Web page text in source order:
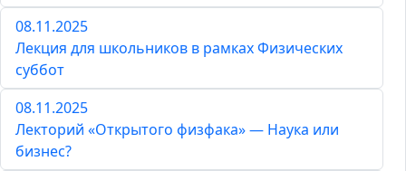
08.11.2025
Лекция для школьников в рамках Физических
суббот
08.11.2025
Лекторий «Открытого физфака» — Наука или
бизнес?